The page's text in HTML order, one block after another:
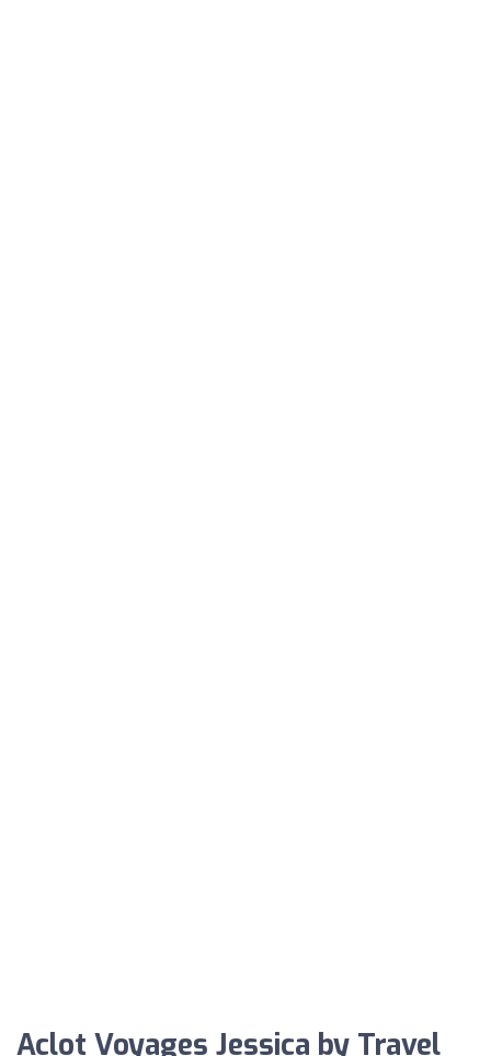
Aclot Voyages Jessica by Travel